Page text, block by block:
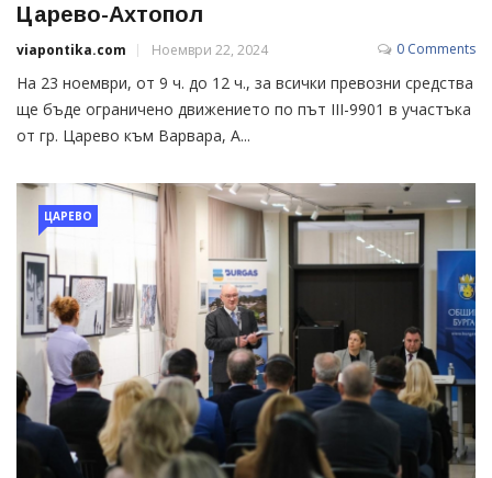
Царево-Ахтопол
viapontika.com Ноември 22, 2024 0 Comments
На 23 ноември, от 9 ч. до 12 ч., за всички превозни средства
ще бъде ограничено движението по път III-9901 в участъка
от гр. Царево към Варвара, А...
ЦАРЕВО